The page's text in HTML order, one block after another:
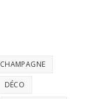
CHAMPAGNE
DÉCO